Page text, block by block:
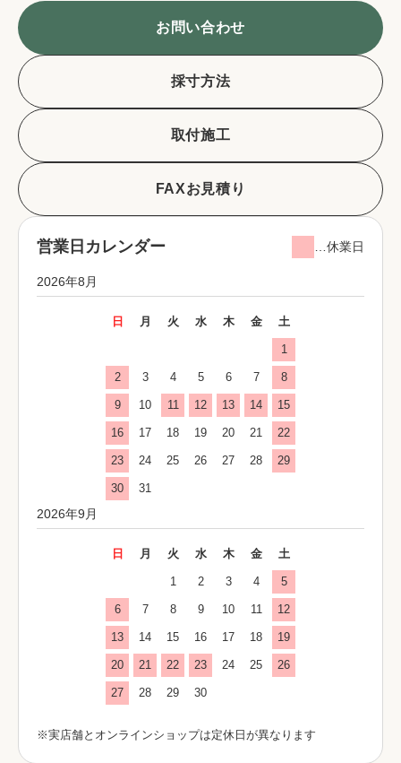
お問い合わせ
採寸方法
取付施工
FAXお見積り
営業日カレンダー …休業日
2026年8月
日 月 火 水 木 金 土
1
2 3 4 5 6 7 8
9 10 11 12 13 14 15
16 17 18 19 20 21 22
23 24 25 26 27 28 29
30 31
2026年9月
日 月 火 水 木 金 土
1 2 3 4 5
6 7 8 9 10 11 12
13 14 15 16 17 18 19
20 21 22 23 24 25 26
27 28 29 30
※実店舗とオンラインショップは定休日が異なります